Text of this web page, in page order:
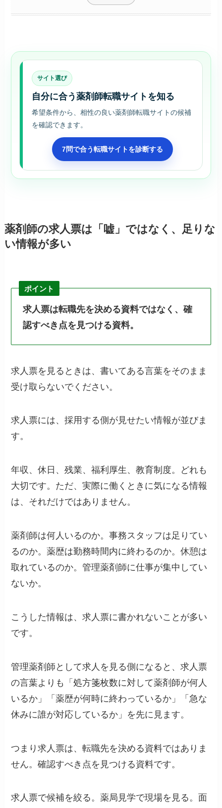
サイト選び
自分に合う薬剤師転職サイトを知る
希望条件から、相性の良い薬剤師転職サイトの候補
を確認できます。
7問で合う転職サイトを診断する
薬剤師の求人票は「嘘」ではなく、足りな
い情報が多い
ポイント
求人票は転職先を決める資料ではなく、確
認すべき点を見つける資料。
求人票を見るときは、書いてある言葉をそのまま
受け取らないでください。
求人票には、採用する側が見せたい情報が並びま
す。
年収、休日、残業、福利厚生、教育制度。どれも
大切です。ただ、実際に働くときに気になる情報
は、それだけではありません。
薬剤師は何人いるのか。事務スタッフは足りてい
るのか。薬歴は勤務時間内に終わるのか。休憩は
取れているのか。管理薬剤師に仕事が集中してい
ないか。
こうした情報は、求人票に書かれないことが多い
です。
管理薬剤師として求人を見る側になると、求人票
の言葉よりも「処方箋枚数に対して薬剤師が何人
いるか」「薬歴が何時に終わっているか」「急な
休みに誰が対応しているか」を先に見ます。
つまり求人票は、転職先を決める資料ではありま
せん。確認すべき点を見つける資料です。
求人票で候補を絞る。薬局見学で現場を見る。面